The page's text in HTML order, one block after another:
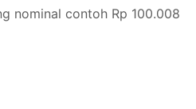
nominal contoh Rp 100.008